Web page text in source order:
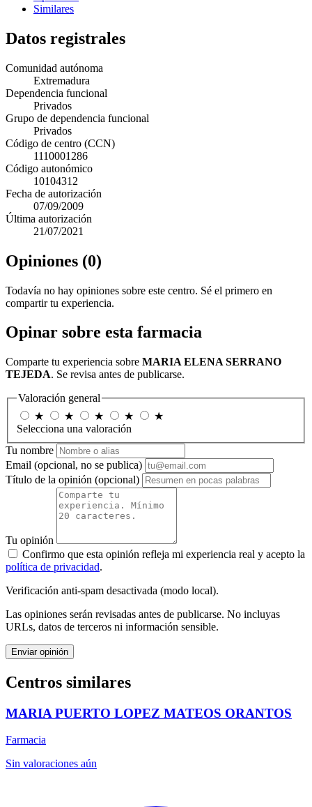
Similares
Datos registrales
Comunidad autónoma
Extremadura
Dependencia funcional
Privados
Grupo de dependencia funcional
Privados
Código de centro (CCN)
1110001286
Código autonómico
10104312
Fecha de autorización
07/09/2009
Última autorización
21/07/2021
Opiniones (0)
Todavía no hay opiniones sobre este centro. Sé el primero en
compartir tu experiencia.
Opinar sobre esta farmacia
Comparte tu experiencia sobre MARIA ELENA SERRANO
TEJEDA. Se revisa antes de publicarse.
Valoración general
★
★ ★ ★
★
Selecciona una valoración
Tu nombre
Email (opcional, no se publica)
Título de la opinión (opcional)
Tu opinión
Confirmo que esta opinión refleja mi experiencia real y acepto la
política de privacidad.
Verificación anti-spam desactivada (modo local).
Las opiniones serán revisadas antes de publicarse. No incluyas
URLs, datos de terceros ni información sensible.
Enviar opinión
Centros similares
MARIA PUERTO LOPEZ MATEOS ORANTOS
Farmacia
Sin valoraciones aún